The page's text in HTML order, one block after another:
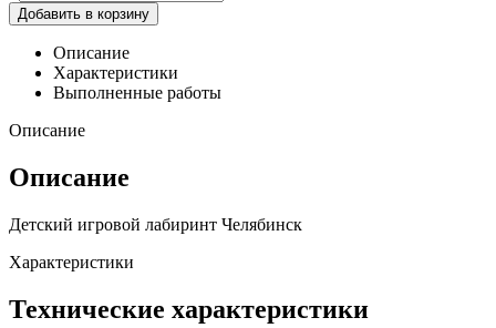
Добавить в корзину
Описание
Характеристики
Выполненные работы
Описание
Описание
Детский игровой лабиринт Челябинск
Характеристики
Технические характеристики